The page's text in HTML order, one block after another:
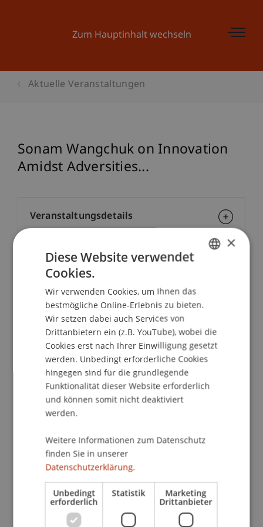
Zum Hauptinhalt wechseln
Aktuelle Veranstaltungen
Sonam Wangchuk on Innovation
Amidst Adversities...
School/Professur:
Studienverwaltung Bachelorstudiengang
Architektur
Sonam Wangchuk is one of the most fascinating
and advanced developers of projects with nature.
He is researching and producing new energy
systems, passive houses, irrigation systems and
In connection with the final-round presentation
10 winners (out of total 2322 applications!),
Sonam Wangchuk will hold 1 additional lecture in
Europe. That`s a great honour for us and a
Veranstaltungsdetails
Kontakt
×
Diese Website verwendet
Cookies.
Wir verwenden Cookies, um Ihnen das
bestmögliche Online-Erlebnis zu bieten.
Wir setzen dabei auch Services von
Drittanbietern ein (z.B. YouTube), wobei die
Cookies erst nach Ihrer Einwilligung gesetzt
werden. Unbedingt erforderliche Cookies
hingegen sind für die grundlegende
Funktionalität dieser Website erforderlich
und können somit nicht deaktiviert
werden.
Weitere Informationen zum Datenschutz
finden Sie in unserer
Datenschutzerklärung.
Unbedingt
erforderlich
Statistik Marketing
Drittanbieter